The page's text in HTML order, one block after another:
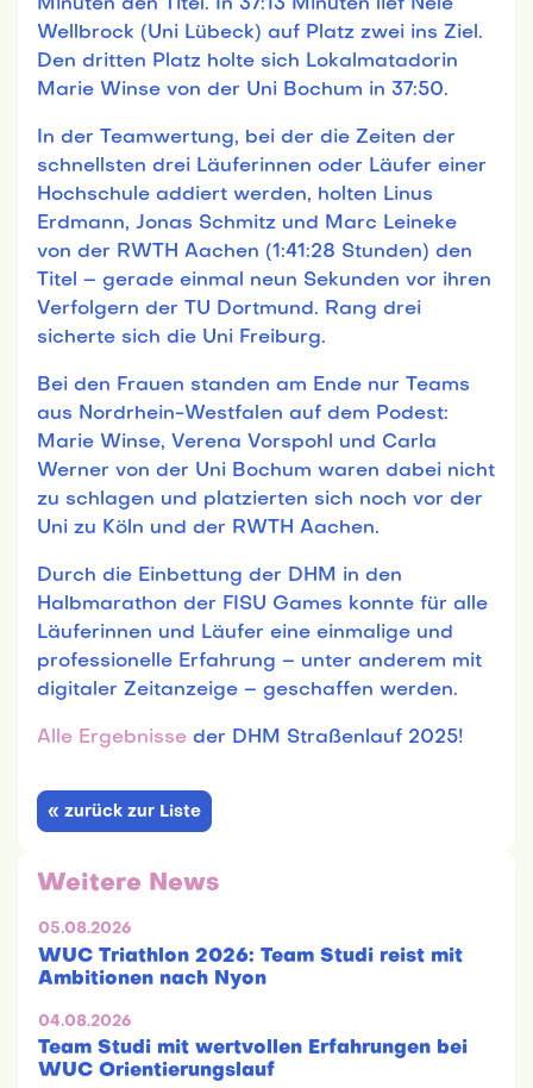
Minuten den Titel. In 37:13 Minuten lief Nele
Wellbrock (Uni Lübeck) auf Platz zwei ins Ziel.
Den dritten Platz holte sich Lokalmatadorin
Marie Winse von der Uni Bochum in 37:50.
In der Teamwertung, bei der die Zeiten der
schnellsten drei Läuferinnen oder Läufer einer
Hochschule addiert werden, holten Linus
Erdmann, Jonas Schmitz und Marc Leineke
von der RWTH Aachen (1:41:28 Stunden) den
Titel – gerade einmal neun Sekunden vor ihren
Verfolgern der TU Dortmund. Rang drei
sicherte sich die Uni Freiburg.
Bei den Frauen standen am Ende nur Teams
aus Nordrhein-Westfalen auf dem Podest:
Marie Winse, Verena Vorspohl und Carla
Werner von der Uni Bochum waren dabei nicht
zu schlagen und platzierten sich noch vor der
Uni zu Köln und der RWTH Aachen.
Durch die Einbettung der DHM in den
Halbmarathon der FISU Games konnte für alle
Läuferinnen und Läufer eine einmalige und
professionelle Erfahrung – unter anderem mit
digitaler Zeitanzeige – geschaffen werden.
Alle Ergebnisse der DHM Straßenlauf 2025!
« zurück zur Liste
Weitere News
05.08.2026
WUC Triathlon 2026: Team Studi reist mit
Ambitionen nach Nyon
04.08.2026
Team Studi mit wertvollen Erfahrungen bei
WUC Orientierungslauf